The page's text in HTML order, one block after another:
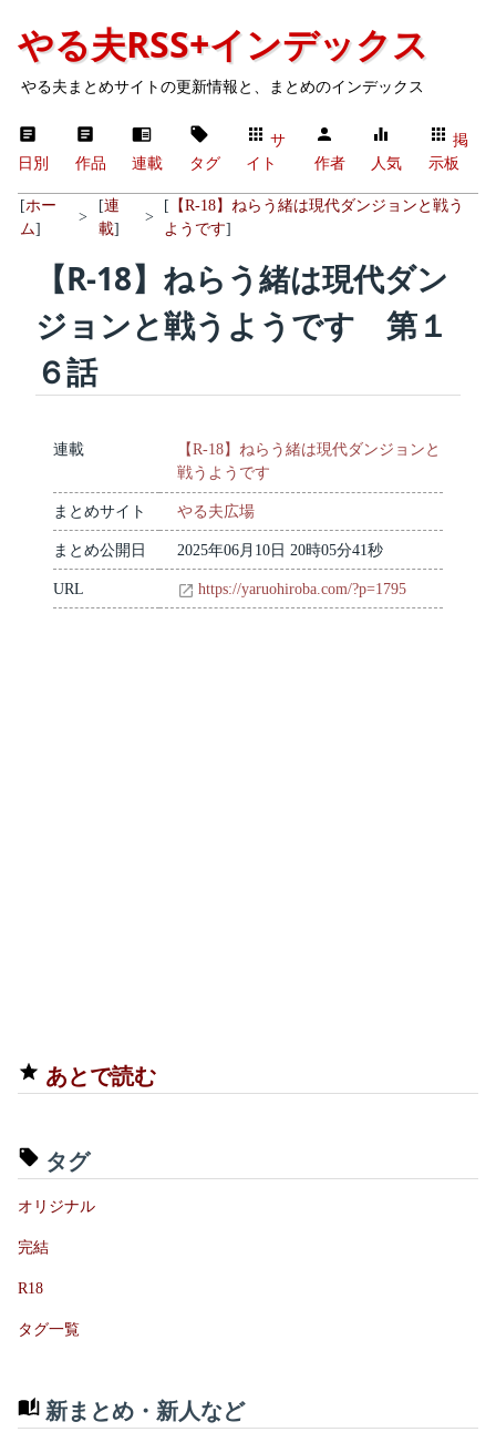
やる夫RSS+インデックス
やる夫まとめサイトの更新情報と、まとめのインデックス
日別 作品 連載 タグ
サ
イト
作者 人気
掲
示板
[ホー
ム]
>
[連
載]
>
[ 【R-18】ねらう緒は現代ダンジョンと戦う
ようです]
【R-18】ねらう緒は現代ダン
ジョンと戦うようです 第１
６話
連載
【R-18】ねらう緒は現代ダンジョンと
戦うようです
まとめサイト やる夫広場
まとめ公開日 2025年06月10日 20時05分41秒
URL https://yaruohiroba.com/?p=1795
あとで読む
タグ
オリジナル
完結
R18
タグ一覧
新まとめ・新人など